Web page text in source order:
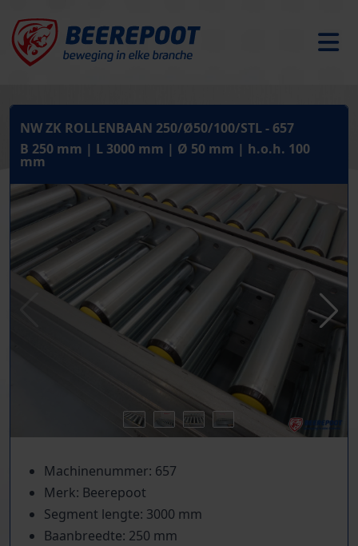
NW ZK ROLLENBAAN 250/Ø50/100/STL - 657
B 250 mm | L 3000 mm | Ø 50 mm | h.o.h. 100
mm
Machinenummer: 657
Merk: Beerepoot
Segment lengte: 3000 mm
Baanbreedte: 250 mm